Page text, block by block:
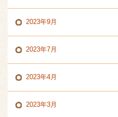
2023年9月
2023年7月
2023年4月
2023年3月